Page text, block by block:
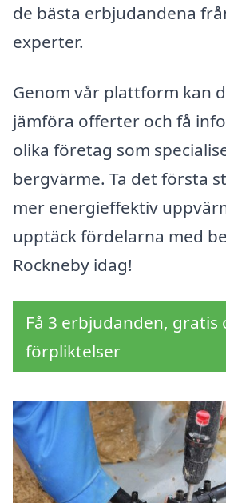
de bästa erbjudandena
experter.
Genom vår plattform kan
jämföra offerter och få
olika företag som
bergvärme. Ta det första
mer energieffektiv
upptäck fördelarna med
Rockneby idag!
Få 3 erbjudanden, gratis
förpliktelser